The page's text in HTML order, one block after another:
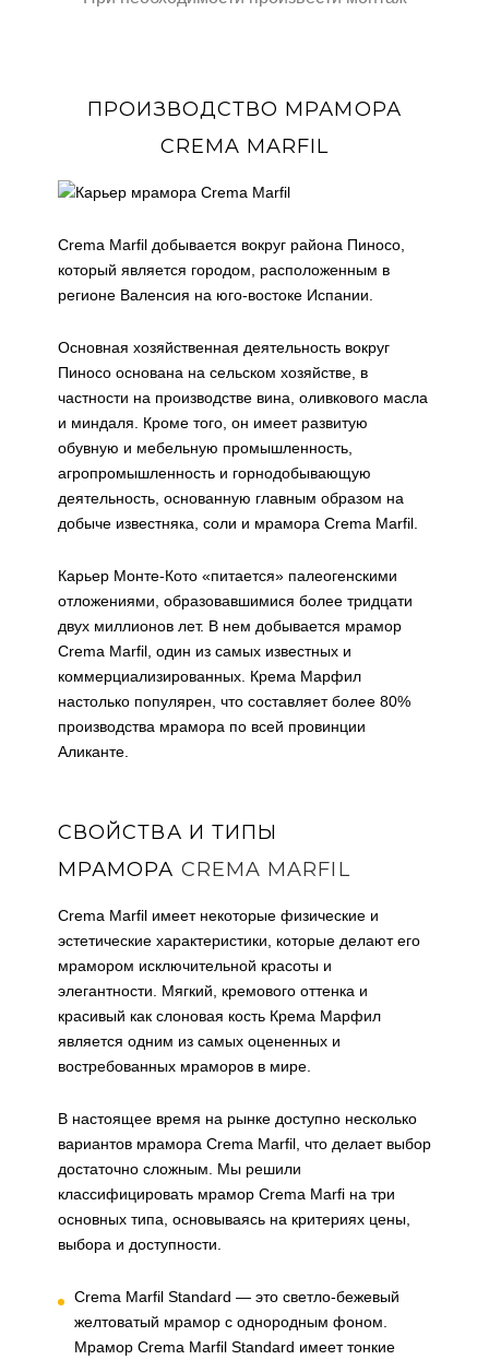
ПРОИЗВОДСТВО МРАМОРА
CREMA MARFIL
Crema Marfil добывается вокруг района Пиносо,
который является городом, расположенным в
регионе Валенсия на юго-востоке Испании.
Основная хозяйственная деятельность вокруг
Пиносо основана на сельском хозяйстве, в
частности на производстве вина, оливкового масла
и миндаля. Кроме того, он имеет развитую
обувную и мебельную промышленность,
агропромышленность и горнодобывающую
деятельность, основанную главным образом на
добыче известняка, соли и мрамора Crema Marfil.
Карьер Монте-Кото «питается» палеогенскими
отложениями, образовавшимися более тридцати
двух миллионов лет. В нем добывается мрамор
Crema Marfil, один из самых известных и
коммерциализированных. Крема Марфил
настолько популярен, что составляет более 80%
производства мрамора по всей провинции
Аликанте.
СВОЙСТВА И ТИПЫ
МРАМОРА CREMA MARFIL
Crema Marfil имеет некоторые физические и
эстетические характеристики, которые делают его
мрамором исключительной красоты и
элегантности. Мягкий, кремового оттенка и
красивый как слоновая кость Крема Марфил
является одним из самых оцененных и
востребованных мраморов в мире.
В настоящее время на рынке доступно несколько
вариантов мрамора Crema Marfil, что делает выбор
достаточно сложным. Мы решили
классифицировать мрамор Crema Marfi на три
основных типа, основываясь на критериях цены,
выбора и доступности.
Crema Marfil Standard — это светло-бежевый
желтоватый мрамор с однородным фоном.
Мрамор Crema Marfil Standard имеет тонкие